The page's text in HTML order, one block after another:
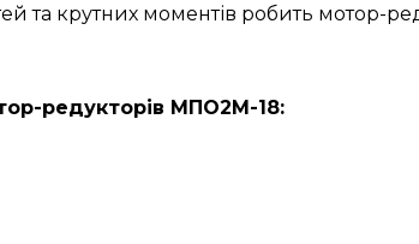
та крутних моментів робить
редукторів МПО2М-18: